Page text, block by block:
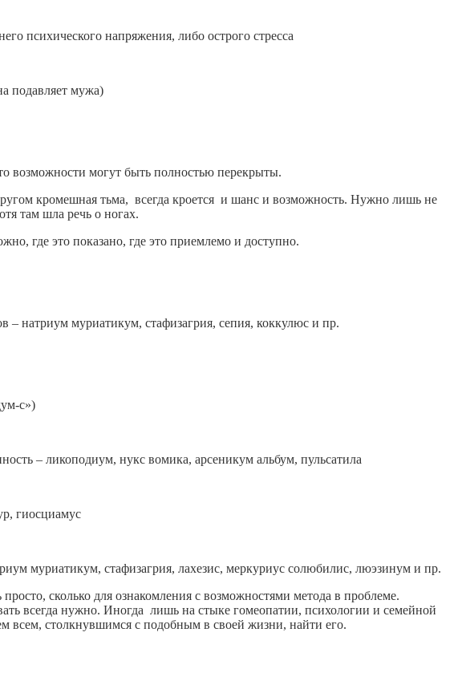
психического напряжения, либо острого стресса
подавляет мужа)
возможности могут быть полностью перекрыты.
кромешная тьма, всегда кроется и шанс и возможность. Нужно лишь не
там шла речь о ногах.
где это показано, где это приемлемо и доступно.
– натриум муриатикум, стафизагрия, сепия, коккулюс и пр.
с»)
– ликоподиум, нукс вомика, арсеникум альбум, пульсатила
гиосциамус
муриатикум, стафизагрия, лахезис, меркуриус солюбилис, люэзинум и пр.
сколько для ознакомления с возможностями метода в проблеме.
всегда нужно. Иногда лишь на стыке гомеопатии, психологии и семейной
всем, столкнувшимся с подобным в своей жизни, найти его.